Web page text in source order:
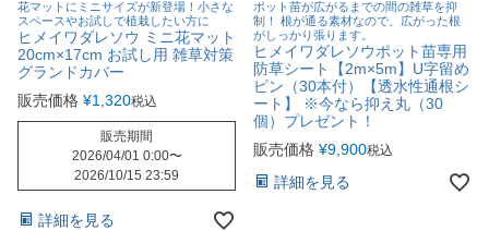
花マットにミニサイズが新登場！小さな
スペースやお試しで植栽したい方に
ヒメイワダレソウ ミニ花マット
20cm×17cm お試し用 雑草対策
グランドカバー
販売価格 ¥1,320税込
販売期間
2026/04/01 0:00〜
2026/10/15 23:59
詳細を見る
ポット苗が広がるまでの間の雑草を抑
制！ 根が通る素材なので、広がった根
がしっかり張ります。
ヒメイワダレソウポット苗専用
防草シート【2m×5m】U字留め
ピン（30本付）【透水性通根シ
ート】 ※今なら抑え丸（30
個）プレゼント！
販売価格 ¥9,900税込
詳細を見る